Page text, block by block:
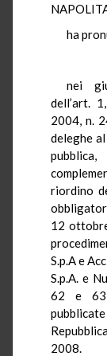
ha
nei
dell’art.
2004, n.
deleghe
riordino
12
S.p.A e
S.p.A. e
62 e 63
2008.